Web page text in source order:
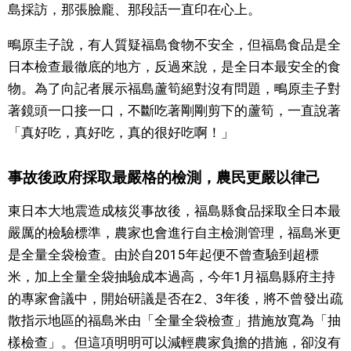
運動
娛樂
教育
醫療健康
語言
東京
島採訪，那張臉龐、那段話一直印在心上。
鴫原圭子說，有人質疑福島食物不安全，但福島食品是全
日本檢查最徹底的地方，反過來說，是全日本最安全的食
物。為了向記者展示福島蘆筍絕對沒有問題，鴫原圭子對
著鏡頭一口接一口，不斷吃著剛剛剪下的蘆筍，一直說著
「真好吃，真好吃，真的很好吃啊！」
事故後政府採取最嚴格的檢測，農民更嚴以律己
東日本大地震造成核災事故後，福島縣食品採取全日本最
嚴厲的檢驗標準，農家也會進行自主檢測管理，福島米更
是全量全袋檢查。由於自2015年起便不曾查驗到超標
米，加上全量全袋抽驗成本過高，今年1月福島縣府主持
的專家會議中，開始研議是否在2、3年後，將不曾發出疏
散指示地區的福島米由「全量全袋檢查」措施放寬為「抽
樣檢查」。但這項明明可以減輕農家負擔的措施，卻沒有